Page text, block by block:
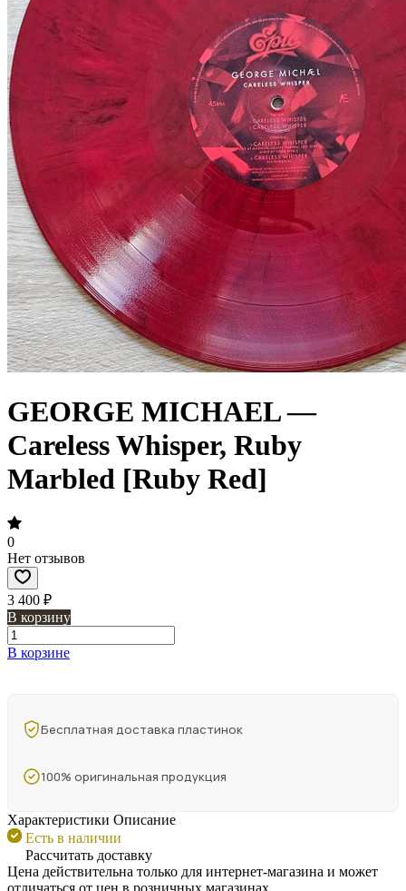
GEORGE MICHAEL —
Careless Whisper, Ruby
Marbled [Ruby Red]
0
Нет отзывов
3 400 ₽
В корзину
В корзине
Бесплатная доставка пластинок
100% оригинальная продукция
Характеристики Описание
Есть в наличии
Рассчитать доставку
Цена действительна только для интернет-магазина и может
отличаться от цен в розничных магазинах